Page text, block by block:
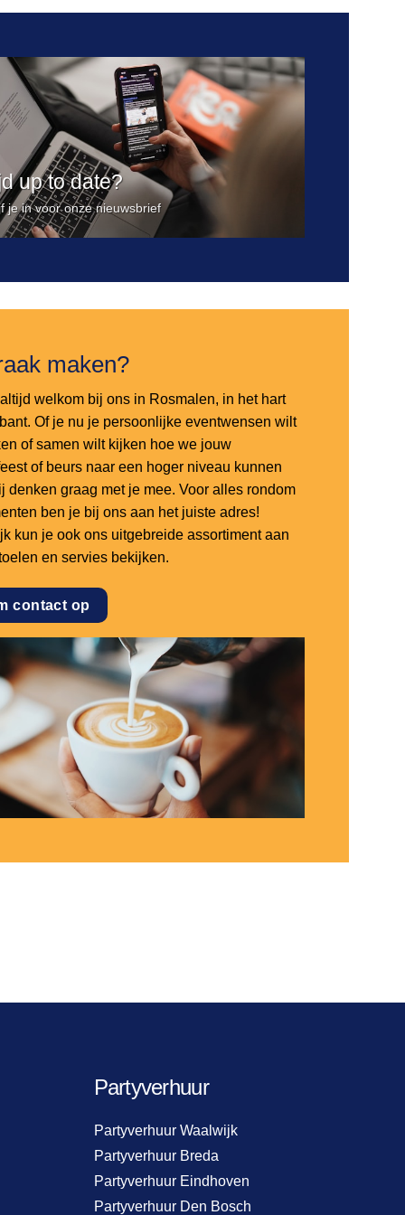
up to date?
je in voor onze nieuwsbrief
maken?
welkom bij ons in Rosmalen, in het hart
Of je nu je persoonlijke eventwensen wilt
of samen wilt kijken hoe we jouw
of beurs naar een hoger niveau kunnen
denken graag met je mee. Voor alles rondom
ben je bij ons aan het juiste adres!
kun je ook ons uitgebreide assortiment aan
en servies bekijken.
contact op
Partyverhuur
Partyverhuur Waalwijk
Partyverhuur Breda
Partyverhuur Eindhoven
Partyverhuur Den Bosch